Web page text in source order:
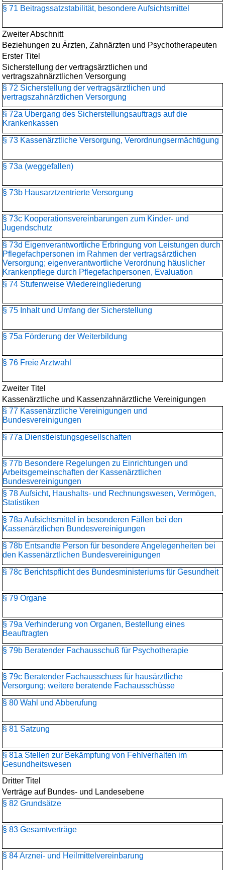
§ 71 Beitragssatzstabilität, besondere Aufsichtsmittel
Zweiter Abschnitt
Beziehungen zu Ärzten, Zahnärzten und Psychotherapeuten
Erster Titel
Sicherstellung der vertragsärztlichen und
vertragszahnärztlichen Versorgung
§ 72 Sicherstellung der vertragsärztlichen und
vertragszahnärztlichen Versorgung
§ 72a Übergang des Sicherstellungsauftrags auf die
Krankenkassen
§ 73 Kassenärztliche Versorgung, Verordnungsermächtigung
§ 73a (weggefallen)
§ 73b Hausarztzentrierte Versorgung
§ 73c Kooperationsvereinbarungen zum Kinder- und
Jugendschutz
§ 73d Eigenverantwortliche Erbringung von Leistungen durch
Pflegefachpersonen im Rahmen der vertragsärztlichen
Versorgung; eigenverantwortliche Verordnung häuslicher
Krankenpflege durch Pflegefachpersonen, Evaluation
§ 74 Stufenweise Wiedereingliederung
§ 75 Inhalt und Umfang der Sicherstellung
§ 75a Förderung der Weiterbildung
§ 76 Freie Arztwahl
Zweiter Titel
Kassenärztliche und Kassenzahnärztliche Vereinigungen
§ 77 Kassenärztliche Vereinigungen und
Bundesvereinigungen
§ 77a Dienstleistungsgesellschaften
§ 77b Besondere Regelungen zu Einrichtungen und
Arbeitsgemeinschaften der Kassenärztlichen
Bundesvereinigungen
§ 78 Aufsicht, Haushalts- und Rechnungswesen, Vermögen,
Statistiken
§ 78a Aufsichtsmittel in besonderen Fällen bei den
Kassenärztlichen Bundesvereinigungen
§ 78b Entsandte Person für besondere Angelegenheiten bei
den Kassenärztlichen Bundesvereinigungen
§ 78c Berichtspflicht des Bundesministeriums für Gesundheit
§ 79 Organe
§ 79a Verhinderung von Organen, Bestellung eines
Beauftragten
§ 79b Beratender Fachausschuß für Psychotherapie
§ 79c Beratender Fachausschuss für hausärztliche
Versorgung; weitere beratende Fachausschüsse
§ 80 Wahl und Abberufung
§ 81 Satzung
§ 81a Stellen zur Bekämpfung von Fehlverhalten im
Gesundheitswesen
Dritter Titel
Verträge auf Bundes- und Landesebene
§ 82 Grundsätze
§ 83 Gesamtverträge
§ 84 Arznei- und Heilmittelvereinbarung